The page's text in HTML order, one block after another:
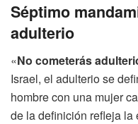
Séptimo
adulterio
«No cometerás
Israel, el adulterio se
hombre con una mujer
de la definición refleja la